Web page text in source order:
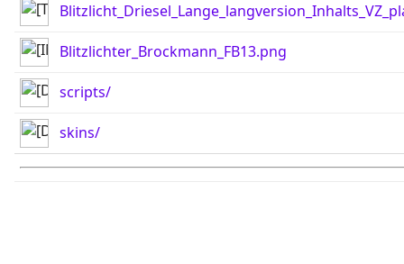
Blitzlichter_Brockmann_FB13.png
scripts/
skins/